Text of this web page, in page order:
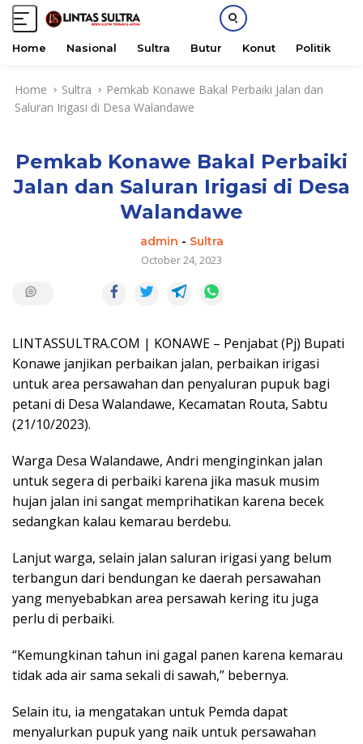
Home Nasional Sultra Butur Konut Politik
Home Sultra
Pemkab Konawe Bakal Perbaiki Jalan dan
Saluran Irigasi di Desa Walandawe
Pemkab Konawe Bakal Perbaiki
Jalan dan Saluran Irigasi di Desa
Walandawe
admin - Sultra
October 24, 2023
LINTASSULTRA.COM | KONAWE – Penjabat (Pj) Bupati
Konawe janjikan perbaikan jalan, perbaikan irigasi
untuk area persawahan dan penyaluran pupuk bagi
petani di Desa Walandawe, Kecamatan Routa, Sabtu
(21/10/2023).
Warga Desa Walandawe, Andri menginginkan jalan
untuk segera di perbaiki karena jika masuk musim
hujan jalan ini sangat memprihatikan karena becek
sedangkan kalau kemarau berdebu.
Lanjut warga, selain jalan saluran irigasi yang belum
terbangun dari bendungan ke daerah persawahan
yang menyebabkan area persawah kering itu juga
perlu di perbaiki.
“Kemungkinan tahun ini gagal panen karena kemarau
tidak ada air sama sekali di sawah,” bebernya.
Selain itu, ia mengatakan untuk Pemda dapat
menyalurkan pupuk yang naik untuk persawahan